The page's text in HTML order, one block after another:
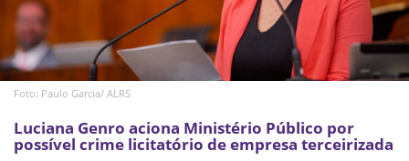
Foto: Paulo Garcia/ ALRS
Luciana Genro aciona Ministério Público por
possível crime licitatório de empresa terceirizada